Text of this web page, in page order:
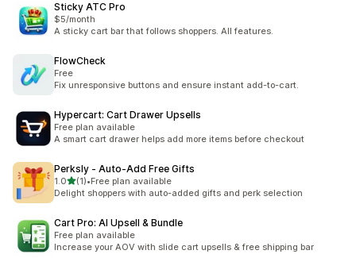
Sticky ATC Pro
$5/month
A sticky cart bar that follows shoppers. All features.
FlowCheck
Free
Fix unresponsive buttons and ensure instant add-to-cart.
Hypercart: Cart Drawer Upsells
Free plan available
A smart cart drawer helps add more items before checkout
Perksly ‑ Auto‑Add Free Gifts
1.05つ星中
(1)
合計レビュー数：1件
•Free plan available
Delight shoppers with auto-added gifts and perk selection
Cart Pro: AI Upsell & Bundle
Free plan available
Increase your AOV with slide cart upsells & free shipping bar